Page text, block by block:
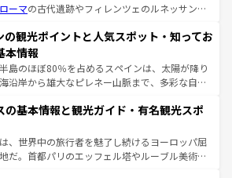
ローマの古代遺跡やフィレンツェのルネッサンス
カーナの美しい田園風景やアマルフィ海岸の絶
然景観も見逃せない。観光の合間には、本場の
タなど、絶品のイタリア料理を堪能することも
目覚めてから夜眠るまで、すべての瞬間を楽し
のイタリア情報はコンテンツ一覧を参照してほ
の観光ポイントと人気スポット・知ってお
本情報
島のほぼ80％を占めるスペインは、太陽が降り
沿岸から雄大なピレネー山脈まで、多彩な自然
くこの国では、情熱的なフラメンコ、熱気あふ
そして美味しいタパスが生活の一部となってい
ドリードの洗練された雰囲気や、バルセロナの
れた街角から、地方では古代ローマ遺跡や中世
の基本情報と観光ガイド・有名観光スポ
、世界中の旅行者を魅了し続けるヨーロッパ屈
だ。首都パリのエッフェル塔やルーブル美術館